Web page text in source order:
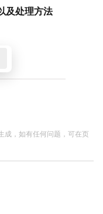
及处理方法
成，如有任何问题，可在页